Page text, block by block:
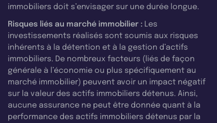
immobiliers doit s’envisager sur une durée longue.
Risques liés au marché immobilier : Les
investissements réalisés sont soumis aux risques
inhérents à la détention et à la gestion d’actifs
immobiliers. De nombreux facteurs (liés de façon
générale à l’économie ou plus spécifiquement au
marché immobilier) peuvent avoir un impact négatif
sur la valeur des actifs immobiliers détenus. Ainsi,
aucune assurance ne peut être donnée quant à la
performance des actifs immobiliers détenus par la